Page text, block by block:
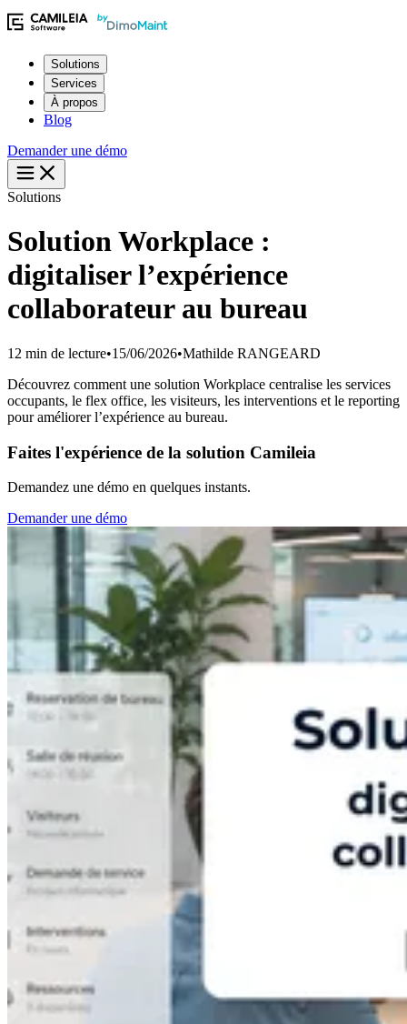
Solutions
Services
À propos
Blog
Demander une démo
Solutions
Solution Workplace :
digitaliser l’expérience
collaborateur au bureau
12 min de lecture•15/06/2026•Mathilde RANGEARD
Découvrez comment une solution Workplace centralise les services
occupants, le flex office, les visiteurs, les interventions et le reporting
pour améliorer l’expérience au bureau.
Faites l'expérience de la solution Camileia
Demandez une démo en quelques instants.
Demander une démo